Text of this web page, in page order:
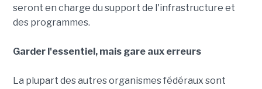
seront en charge du support de l'infrastructure et
des programmes.
Garder l'essentiel, mais gare aux erreurs
La plupart des autres organismes fédéraux sont